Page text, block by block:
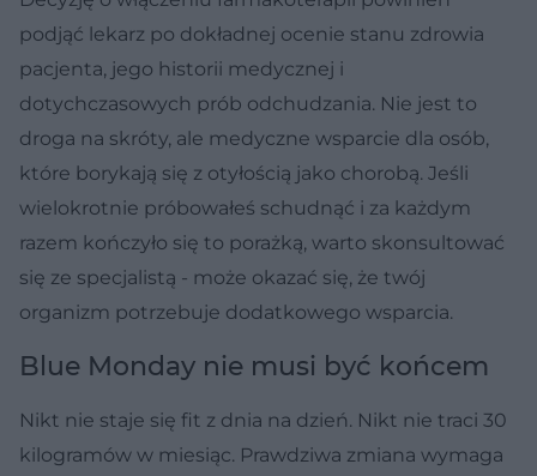
podjąć lekarz po dokładnej ocenie stanu zdrowia
pacjenta, jego historii medycznej i
dotychczasowych prób odchudzania. Nie jest to
droga na skróty, ale medyczne wsparcie dla osób,
które borykają się z otyłością jako chorobą. Jeśli
wielokrotnie próbowałeś schudnąć i za każdym
razem kończyło się to porażką, warto skonsultować
się ze specjalistą - może okazać się, że twój
organizm potrzebuje dodatkowego wsparcia.
Blue Monday nie musi być końcem
Nikt nie staje się fit z dnia na dzień. Nikt nie traci 30
kilogramów w miesiąc. Prawdziwa zmiana wymaga